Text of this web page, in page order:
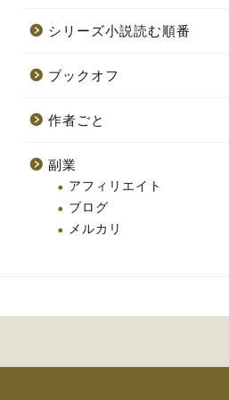
シリーズ小説読む順番
ブックオフ
作者ごと
副業
アフィリエイト
ブログ
メルカリ